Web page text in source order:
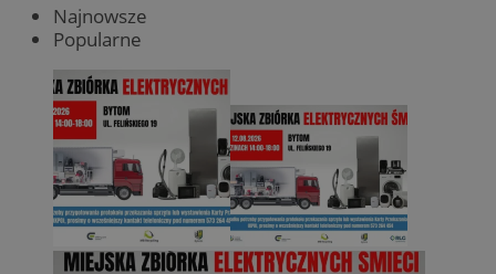
Najnowsze
Popularne